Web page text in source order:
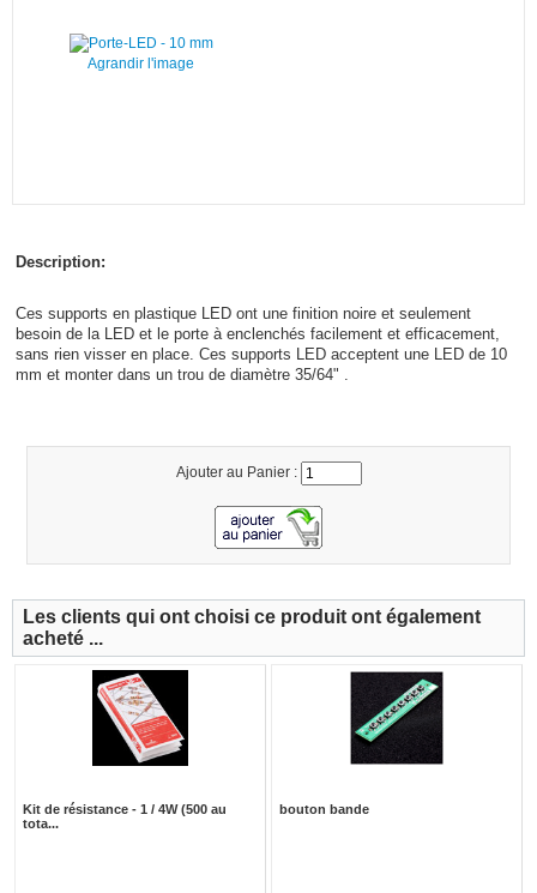
Agrandir l'image
Description:
Ces supports en plastique LED ont une finition noire et seulement
besoin de la LED et le porte à enclenchés facilement et efficacement,
sans rien visser en place. Ces supports LED acceptent une LED de 10
mm et monter dans un trou de diamètre 35/64" .
Ajouter au Panier :
Les clients qui ont choisi ce produit ont également
acheté ...
Kit de résistance - 1 / 4W (500 au
tota...
bouton bande